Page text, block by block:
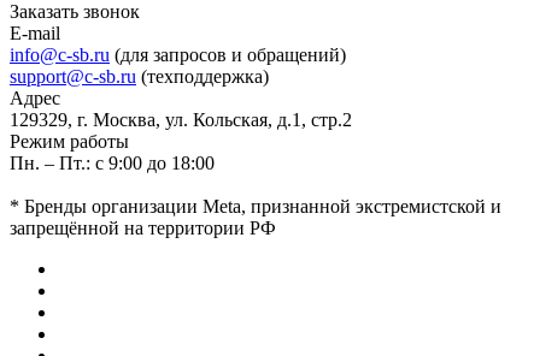
Заказать звонок
E-mail
info@c-sb.ru (для запросов и обращений)
support@c-sb.ru (техподдержка)
Адрес
129329, г. Москва, ул. Кольская, д.1, стр.2
Режим работы
Пн. – Пт.: с 9:00 до 18:00
* Бренды организации Meta, признанной экстремистской и
запрещённой на территории РФ